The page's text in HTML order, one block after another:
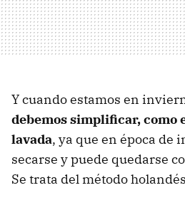
Y cuando estamos en
debemos simplificar, como
lavada, ya que en época de
secarse y puede quedarse
Se trata del método